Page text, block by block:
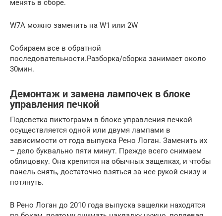
менять в сборе.
W7A можно заменить на W1 или 2W
Собираем все в обратной
последовательности.Разборка/сборка занимает около
30мин.
Демонтаж и замена лампочек в блоке
управления печкой
Подсветка пиктограмм в блоке управления печкой
осуществляется одной или двумя лампами в
зависимости от года выпуска Рено Логан. Заменить их
– дело буквально пяти минут. Прежде всего снимаем
облицовку. Она крепится на обычных защелках, и чтобы
панель снять, достаточно взяться за нее рукой снизу и
потянуть.
В Рено Логан до 2010 года выпуска защелки находятся